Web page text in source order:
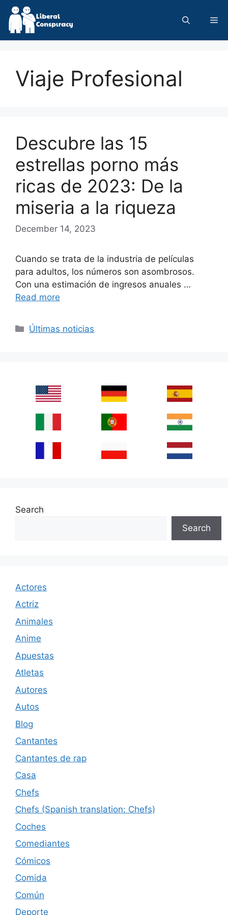
Skip
content
Viaje Profesional
Descubre las 15
estrellas porno más
ricas de 2023: De la
miseria a la riqueza
December 14, 2023
Cuando se trata de la industria de películas
para adultos, los números son asombrosos.
Con una estimación de ingresos anuales …
Read more
Categories
Últimas noticias
Search
Search
Actores
Actriz
Animales
Anime
Apuestas
Atletas
Autores
Autos
Blog
Cantantes
Cantantes de rap
Casa
Chefs
Chefs (Spanish translation: Chefs)
Coches
Comediantes
Cómicos
Comida
Común
Deporte